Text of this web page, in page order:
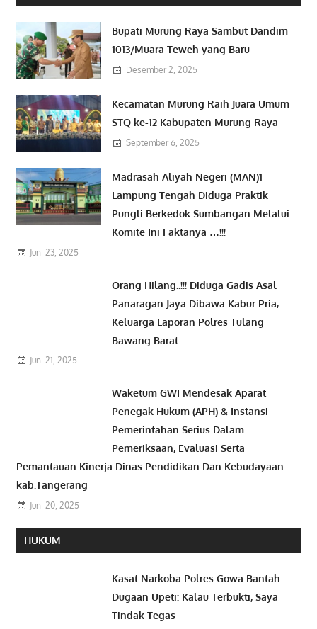
Bupati Murung Raya Sambut Dandim
1013/Muara Teweh yang Baru
Desember 2, 2025
Kecamatan Murung Raih Juara Umum
STQ ke-12 Kabupaten Murung Raya
September 6, 2025
Madrasah Aliyah Negeri (MAN)1
Lampung Tengah Diduga Praktik
Pungli Berkedok Sumbangan Melalui
Komite Ini Faktanya …!!!
Juni 23, 2025
Orang Hilang..!!! Diduga Gadis Asal
Panaragan Jaya Dibawa Kabur Pria;
Keluarga Laporan Polres Tulang
Bawang Barat
Juni 21, 2025
Waketum GWI Mendesak Aparat
Penegak Hukum (APH) & Instansi
Pemerintahan Serius Dalam
Pemeriksaan, Evaluasi Serta
Pemantauan Kinerja Dinas Pendidikan Dan Kebudayaan
kab.Tangerang
Juni 20, 2025
HUKUM
Kasat Narkoba Polres Gowa Bantah
Dugaan Upeti: Kalau Terbukti, Saya
Tindak Tegas